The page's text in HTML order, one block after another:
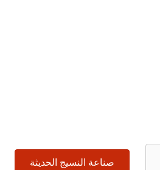
صناعة النسيج الحديثة